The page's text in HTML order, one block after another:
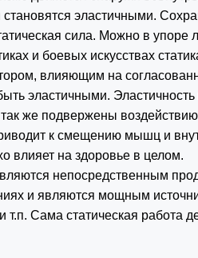
эластичными.
сила. Можно в упоре
и боевых искусствах
влияющим на
эластичными.
же подвержены
к смещению мышц и
влияет на здоровье в целом.
непосредственным
и являются мощным
т.п. Сама статическая работа